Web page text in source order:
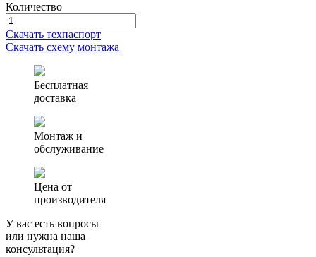
Количество
Количество
товара
Септик
Профи
Скачать техпаспорт
Скачать схему монтажа
Бесплатная
доставка
Монтаж и
обслуживание
Цена от
производителя
У вас есть вопросы
или нужна наша
консультация?